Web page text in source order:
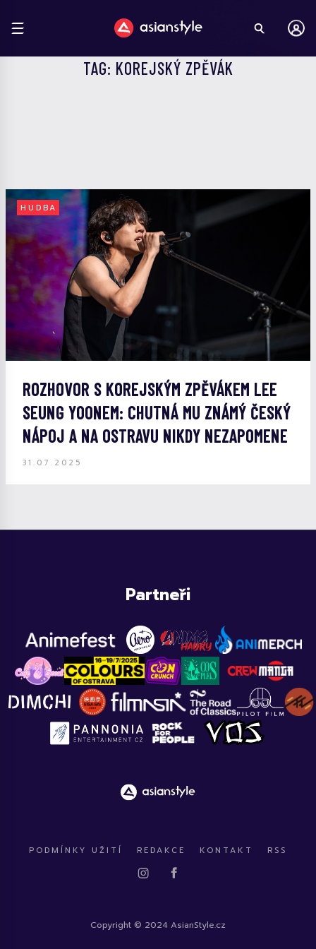
TAG: KOREJSKÝ ZPĚVÁK
HUDBA
ROZHOVOR S KOREJSKÝM ZPĚVÁKEM LEE
SEUNG YOONEM: CHUTNÁ MU ZNÁMÝ ČESKÝ
NÁPOJ A NA OSTRAVU NIKDY NEZAPOMENE
31.07.2025
Partneři
PODMÍNKY UŽITÍ REDAKCE KONTAKT RSS
Copyright © 2024 AsianStyle.cz